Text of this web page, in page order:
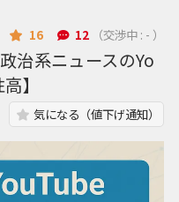
16 12 （交渉中 : - ）
治系ニュースのYo
】
気になる（値下げ通知）